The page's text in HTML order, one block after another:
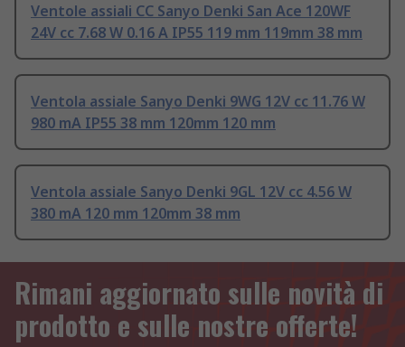
Ventole assiali CC Sanyo Denki San Ace 120WF
24V cc 7.68 W 0.16 A IP55 119 mm 119mm 38 mm
Ventola assiale Sanyo Denki 9WG 12V cc 11.76 W
980 mA IP55 38 mm 120mm 120 mm
Ventola assiale Sanyo Denki 9GL 12V cc 4.56 W
380 mA 120 mm 120mm 38 mm
Rimani aggiornato sulle novità di
prodotto e sulle nostre offerte!